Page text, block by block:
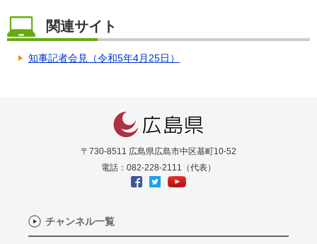
関連サイト
知事記者会見（令和5年4月25日）
〒730-8511 広島県広島市中区基町10-52
電話：082-228-2111（代表）
チャンネル一覧